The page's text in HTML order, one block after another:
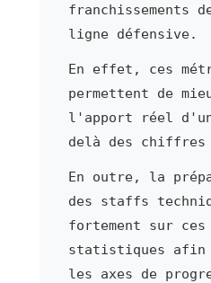
franchissements
ligne défensive.
En effet, ces
permettent de
l'apport réel
delà des chiffres
En outre, la
des staffs
fortement sur ces
statistiques
les axes de